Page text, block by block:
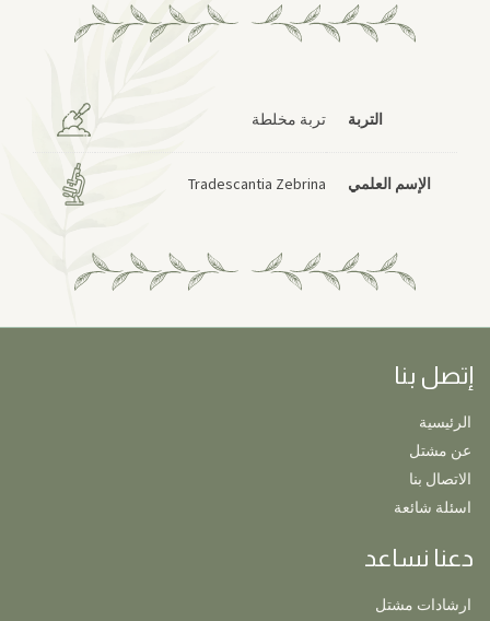
التربة تربة مخلطة
الإسم العلمي Tradescantia Zebrina
إتصل بنا
الرئيسية
عن مشتل
الاتصال بنا
اسئلة شائعة
دعنا نساعد
ارشادات مشتل